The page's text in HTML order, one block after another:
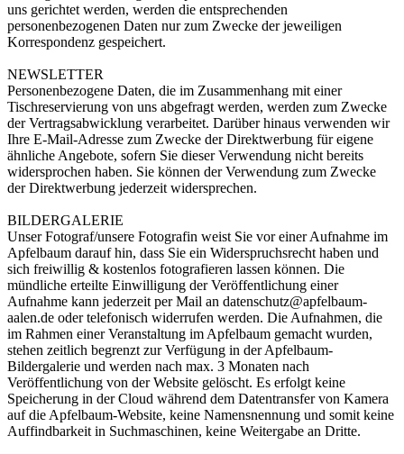
uns gerichtet werden, werden die entsprechenden
personenbezogenen Daten nur zum Zwecke der jeweiligen
Korrespondenz gespeichert.
NEWSLETTER
Personenbezogene Daten, die im Zusammenhang mit einer
Tischreservierung von uns abgefragt werden, werden zum Zwecke
der Vertragsabwicklung verarbeitet. Darüber hinaus verwenden wir
Ihre E-Mail-Adresse zum Zwecke der Direktwerbung für eigene
ähnliche Angebote, sofern Sie dieser Verwendung nicht bereits
widersprochen haben. Sie können der Verwendung zum Zwecke
der Direktwerbung jederzeit widersprechen.
BILDERGALERIE
Unser Fotograf/unsere Fotografin weist Sie vor einer Aufnahme im
Apfelbaum darauf hin, dass Sie ein Widerspruchsrecht haben und
sich freiwillig & kostenlos fotografieren lassen können. Die
mündliche erteilte Einwilligung der Veröffentlichung einer
Aufnahme kann jederzeit per Mail an datenschutz@apfelbaum-
aalen.de oder telefonisch widerrufen werden. Die Aufnahmen, die
im Rahmen einer Veranstaltung im Apfelbaum gemacht wurden,
stehen zeitlich begrenzt zur Verfügung in der Apfelbaum-
Bildergalerie und werden nach max. 3 Monaten nach
Veröffentlichung von der Website gelöscht. Es erfolgt keine
Speicherung in der Cloud während dem Datentransfer von Kamera
auf die Apfelbaum-Website, keine Namensnennung und somit keine
Auffindbarkeit in Suchmaschinen, keine Weitergabe an Dritte.